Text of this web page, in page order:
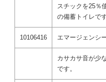
スチックを25％
の備蓄トイレです
10106416 エマージェンシ
カサカサ音が少
です。